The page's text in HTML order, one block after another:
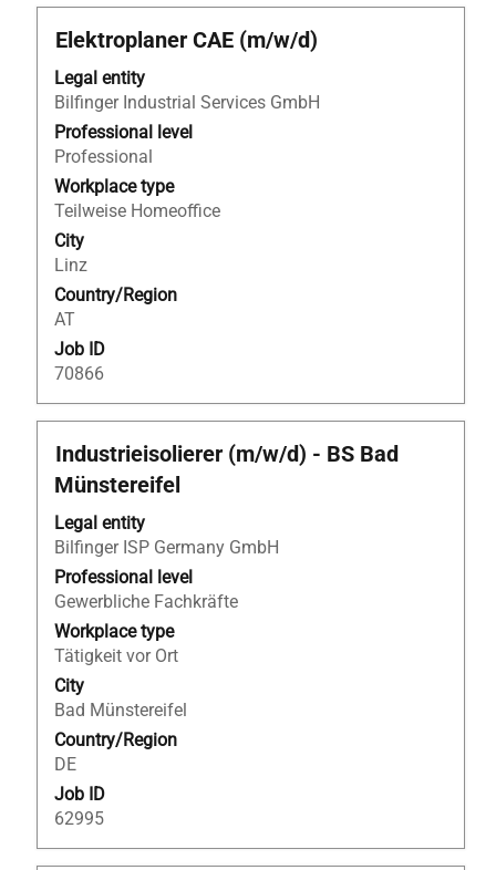
Title
Elektroplaner CAE (m/w/d)
Legal entity
Bilfinger Industrial Services GmbH
Professional level
Professional
Workplace type
Teilweise Homeoffice
City
Linz
Country/Region
AT
Job ID
70866
Select
space
bar
to
view
the
full
contents
of
the
job
information.
Title
Industrieisolierer (m/w/d) - BS Bad
Münstereifel
Legal entity
Bilfinger ISP Germany GmbH
Professional level
Gewerbliche Fachkräfte
Workplace type
Tätigkeit vor Ort
City
Bad Münstereifel
Country/Region
DE
Job ID
62995
Select
with
space
bar
to
view
the
full
contents
of
the
job
information.